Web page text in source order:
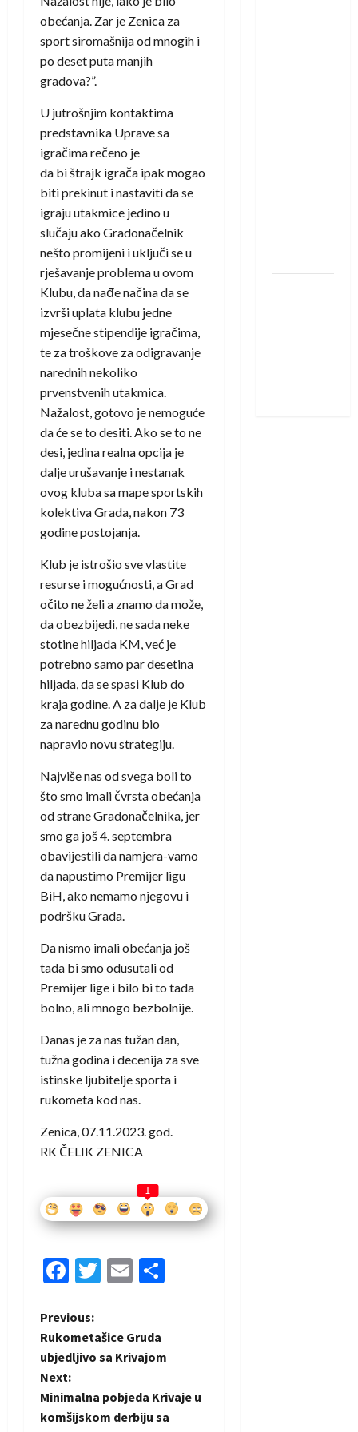
obećanja. Zar je Zenica za
sport siromašnija od mnogih i
po deset puta manjih
gradova?”.
U jutrošnjim kontaktima
predstavnika Uprave sa
igračima rečeno je
da bi štrajk igrača ipak mogao
biti prekinut i nastaviti da se
igraju utakmice jedino u
slučaju ako Gradonačelnik
nešto promijeni i uključi se u
rješavanje problema u ovom
Klubu, da nađe načina da se
izvrši uplata klubu jedne
mjesečne stipendije igračima,
te za troškove za odigravanje
narednih nekoliko
prvenstvenih utakmica.
Nažalost, gotovo je nemoguće
da će se to desiti. Ako se to ne
desi, jedina realna opcija je
dalje urušavanje i nestanak
ovog kluba sa mape sportskih
kolektiva Grada, nakon 73
godine postojanja.
Klub je istrošio sve vlastite
resurse i mogućnosti, a Grad
očito ne želi a znamo da može,
da obezbijedi, ne sada neke
stotine hiljada KM, već je
potrebno samo par desetina
hiljada, da se spasi Klub do
kraja godine. A za dalje je Klub
za narednu godinu bio
napravio novu strategiju.
Najviše nas od svega boli to
što smo imali čvrsta obećanja
od strane Gradonačelnika, jer
smo ga još 4. septembra
obavijestili da namjera-vamo
da napustimo Premijer ligu
BiH, ako nemamo njegovu i
podršku Grada.
Da nismo imali obećanja još
tada bi smo odusutali od
Premijer lige i bilo bi to tada
bolno, ali mnogo bezbolnije.
Danas je za nas tužan dan,
tužna godina i decenija za sve
istinske ljubitelje sporta i
rukometa kod nas.
Zenica, 07.11.2023. god.​​
RK ČELIK ZENICA
1
Facebook
Twitter
Email
P
o
s
t
Previous:
Rukometašice Gruda
ubjedljivo sa Krivajom
Next:
Minimalna pobjeda Krivaje u
komšijskom derbiju sa